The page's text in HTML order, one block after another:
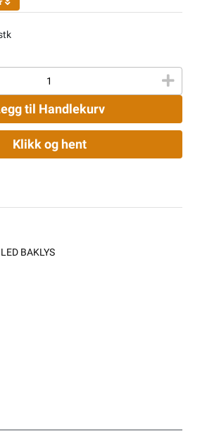
til Handlekurv
Klikk og hent
LED BAKLYS